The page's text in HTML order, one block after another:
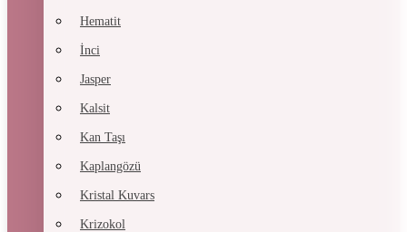
Hematit
İnci
Jasper
Kalsit
Kan Taşı
Kaplangözü
Kristal Kuvars
Krizokol